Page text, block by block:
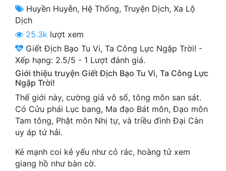
Cổ Tiên Hiệp
Cổ Đại
Du Hí
Dã Sử
Dị Giới
Dị Năng
Gia Đấu
Góc Nhìn Nữ
Huyền Huyễn, Hệ Thống, Truyện Dịch, Xa Lộ
Dịch
25.3k lượt xem
Giết Địch Bạo Tu Vi, Ta Công Lực Ngập Trời! -
Xếp hạng: 2.5/5 - 1 Lượt đánh giá.
Giới thiệu truyện Giết Địch Bạo Tu Vi, Ta Công Lực
Ngập Trời!
Thế giới này, cường giả vô số, tông môn san sát.
Có Cửu phái Lục bang, Ma đạo Bát môn, Đạo môn
Tam tông, Phật môn Nhị tự, và triều đình Đại Càn
uy áp tứ hải.
Kẻ mạnh coi kẻ yếu như cỏ rác, hoàng tử xem
giang hồ như bàn cờ.